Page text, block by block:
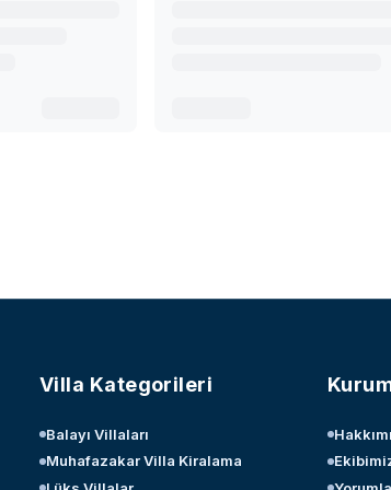
Villa Kategorileri
Balayı Villaları
Muhafazakar Villa Kiralama